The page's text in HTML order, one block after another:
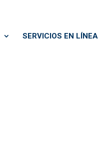
SERVICIOS EN LÍNEA